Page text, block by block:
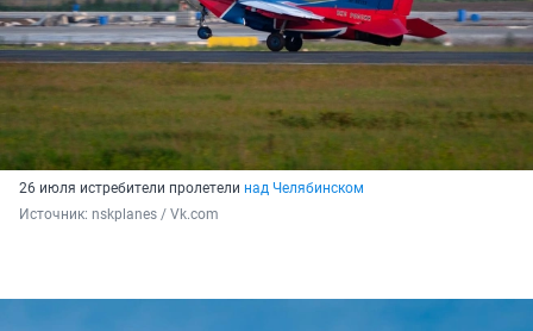
26 июля истребители пролетели над Челябинском
Источник: nskplanes / Vk.com